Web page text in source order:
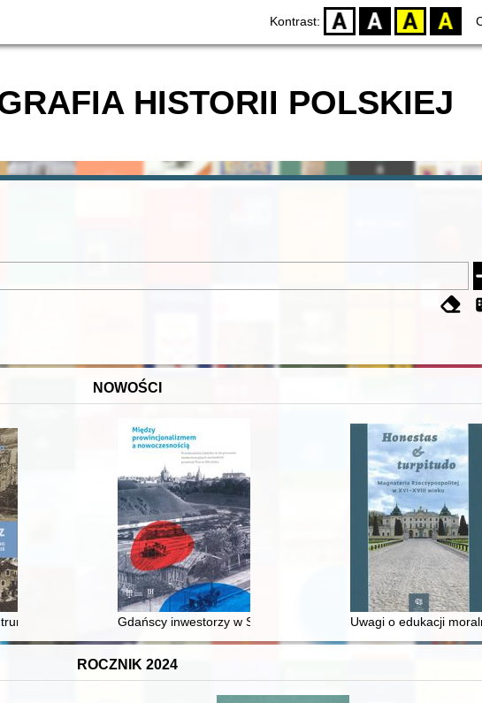
Kontrast: D BW YB BY
HISTORII POLSKIEJ
NOWOŚCI
poligonu drawskiego od średniowiecza do dziś
Gdańscy inwestorzy w Sopocie : prestiż finansowy i towarzyski
Uwagi o edukacji
ROCZNIK 2024